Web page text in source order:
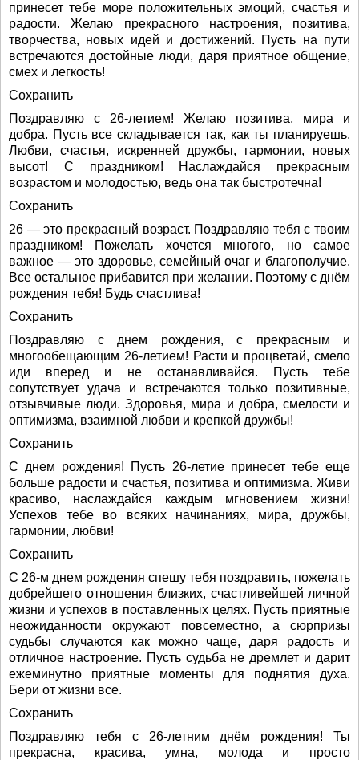
принесет тебе море положительных эмоций, счастья и
радости. Желаю прекрасного настроения, позитива,
творчества, новых идей и достижений. Пусть на пути
встречаются достойные люди, даря приятное общение,
смех и легкость!
Сохранить
Поздравляю с 26-летием! Желаю позитива, мира и
добра. Пусть все складывается так, как ты планируешь.
Любви, счастья, искренней дружбы, гармонии, новых
высот! С праздником! Наслаждайся прекрасным
возрастом и молодостью, ведь она так быстротечна!
Сохранить
26 — это прекрасный возраст. Поздравляю тебя с твоим
праздником! Пожелать хочется многого, но самое
важное — это здоровье, семейный очаг и благополучие.
Все остальное прибавится при желании. Поэтому с днём
рождения тебя! Будь счастлива!
Сохранить
Поздравляю с днем рождения, с прекрасным и
многообещающим 26-летием! Расти и процветай, смело
иди вперед и не останавливайся. Пусть тебе
сопутствует удача и встречаются только позитивные,
отзывчивые люди. Здоровья, мира и добра, смелости и
оптимизма, взаимной любви и крепкой дружбы!
Сохранить
С днем рождения! Пусть 26-летие принесет тебе еще
больше радости и счастья, позитива и оптимизма. Живи
красиво, наслаждайся каждым мгновением жизни!
Успехов тебе во всяких начинаниях, мира, дружбы,
гармонии, любви!
Сохранить
С 26-м днем рождения спешу тебя поздравить, пожелать
добрейшего отношения близких, счастливейшей личной
жизни и успехов в поставленных целях. Пусть приятные
неожиданности окружают повсеместно, а сюрпризы
судьбы случаются как можно чаще, даря радость и
отличное настроение. Пусть судьба не дремлет и дарит
ежеминутно приятные моменты для поднятия духа.
Бери от жизни все.
Сохранить
Поздравляю тебя с 26-летним днём рождения! Ты
прекрасна, красива, умна, молода и просто